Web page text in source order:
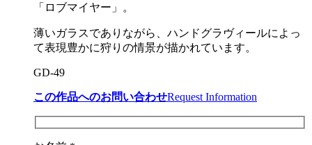
「ロブマイヤー」。
薄いガラスでありながら、ハンドグラヴィールによっ
て表現豊かに狩りの情景が描かれています。
GD-49
この作品へのお問い合わせRequest Information